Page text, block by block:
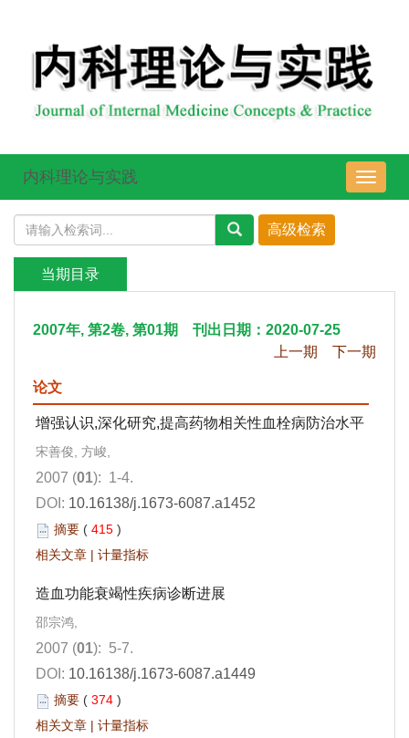
导
航
内科理论与实践
当期目录
2007年, 第2卷, 第01期 刊出日期：2020-07-25
上一期
下一期
论文
增强认识,深化研究,提高药物相关性血栓病防治水平
宋善俊, 方峻,
2007 (01): 1-4.
DOI: 10.16138/j.1673-6087.a1452
摘要 ( 415 )
相关文章 | 计量指标
造血功能衰竭性疾病诊断进展
邵宗鸿,
2007 (01): 5-7.
DOI: 10.16138/j.1673-6087.a1449
摘要 ( 374 )
相关文章 | 计量指标